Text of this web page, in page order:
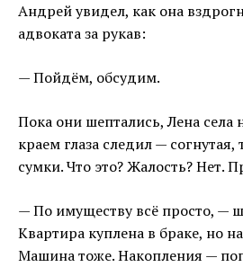
Андрей увидел, как она
адвоката за рукав:
— Пойдём, обсудим.
Пока они шептались, Лена села
краем глаза следил —
сумки. Что это? Жалость? Нет.
— По имуществу всё просто, —
Квартира куплена в браке, но
Машина тоже. Накопления —